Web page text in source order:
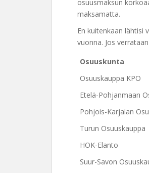
osuusmaksun
maksamatta.
En kuitenkaan lähtisi
vuonna. Jos
Osuuskunta
Osuuskauppa KPO
Etelä-Pohjanmaan
Pohjois-Karjalan
Turun Osuuskauppa
HOK-Elanto
Suur-Savon